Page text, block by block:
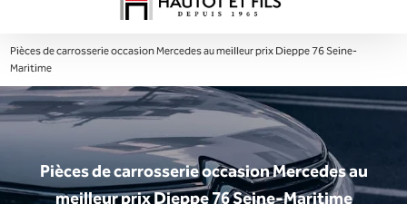
Pièces de carrosserie occasion Mercedes au meilleur prix Dieppe 76 Seine-
Maritime
Pièces de carrosserie occasion Mercedes au